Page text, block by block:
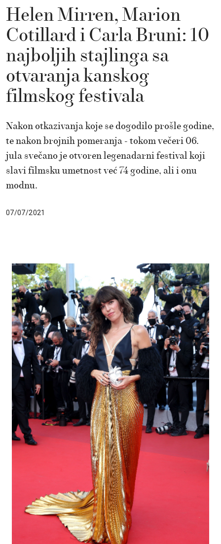
Helen Mirren, Marion
Cotillard i Carla Bruni: 10
najboljih stajlinga sa
otvaranja kanskog
filmskog festivala
Nakon otkazivanja koje se dogodilo prošle godine,
te nakon brojnih pomeranja - tokom večeri 06.
jula svečano je otvoren legenadarni festival koji
slavi filmsku umetnost već 74 godine, ali i onu
modnu.
07/07/2021